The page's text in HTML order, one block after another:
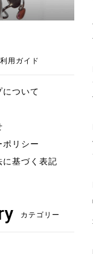
用ガイド
について
リシー
基づく表記
カテゴリー